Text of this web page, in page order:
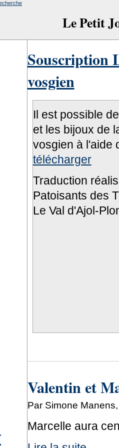
Le Petit
Souscription
vosgien
Il est possible
et les bijoux de
vosgien à l'aide
télécharger
Traduction
Patoisants des
Le Val d'Ajol-
Valentin et
Par Simone
Marcelle aura